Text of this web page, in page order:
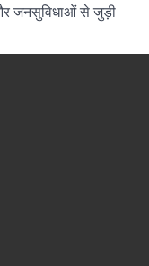
और जनसुविधाओं से जुड़ी